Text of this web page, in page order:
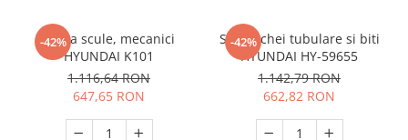
-42%
Trusa scule, mecanici
HYUNDAI K101
1.116,64 RON
647,65 RON
-42%
Set 94 chei tubulare si biti
HYUNDAI HY-59655
1.142,79 RON
662,82 RON